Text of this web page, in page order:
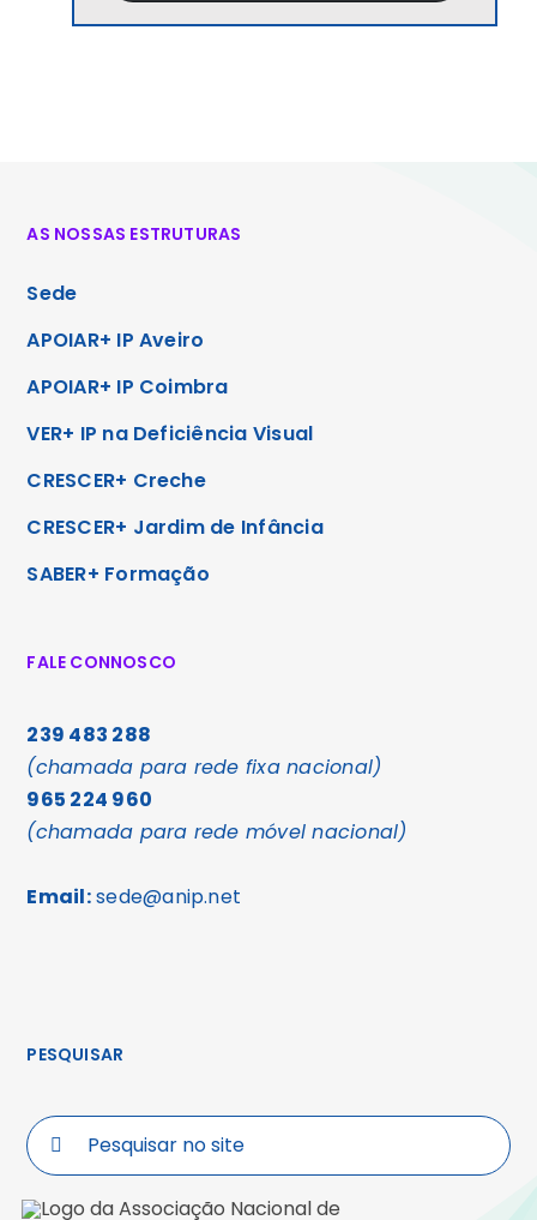
AS NOSSAS ESTRUTURAS
Sede
APOIAR+ IP Aveiro
APOIAR+ IP Coimbra
VER+ IP na Deficiência Visual
CRESCER+ Creche
CRESCER+ Jardim de Infância
SABER+ Formação
FALE CONNOSCO
239 483 288
(chamada para rede fixa nacional)
965 224 960
(chamada para rede móvel nacional)
Email:sede@anip.net
PESQUISAR
Search
for: